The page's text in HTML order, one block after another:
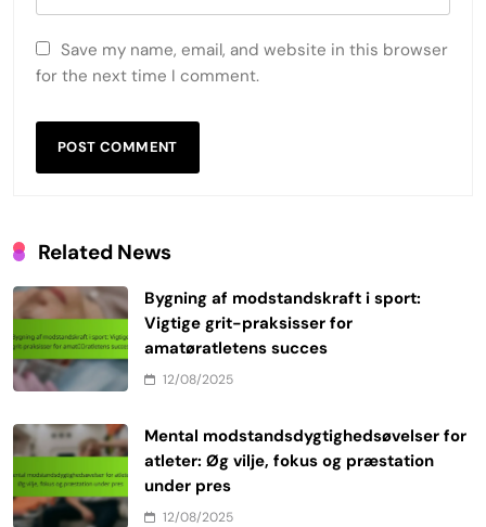
Save my name, email, and website in this browser
for the next time I comment.
Related News
Bygning af modstandskraft i sport:
Vigtige grit-praksisser for
amatøratletens succes
12/08/2025
Mental modstandsdygtighedsøvelser for
atleter: Øg vilje, fokus og præstation
under pres
12/08/2025